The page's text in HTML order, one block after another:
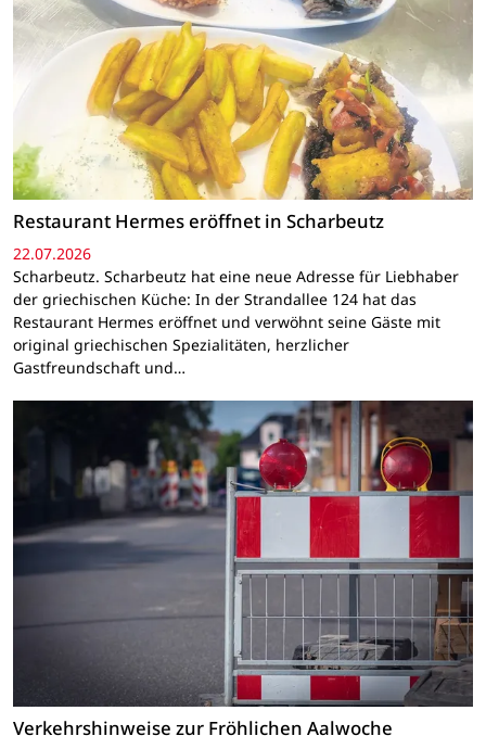
Restaurant Hermes eröffnet in Scharbeutz
22.07.2026
Scharbeutz. Scharbeutz hat eine neue Adresse für Liebhaber
der griechischen Küche: In der Strandallee 124 hat das
Restaurant Hermes eröffnet und verwöhnt seine Gäste mit
original griechischen Spezialitäten, herzlicher
Gastfreundschaft und…
Verkehrshinweise zur Fröhlichen Aalwoche